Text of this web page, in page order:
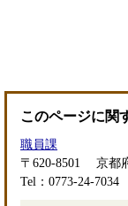
このページに関
職員課
〒620-8501
京都
Tel：0773-24-7034